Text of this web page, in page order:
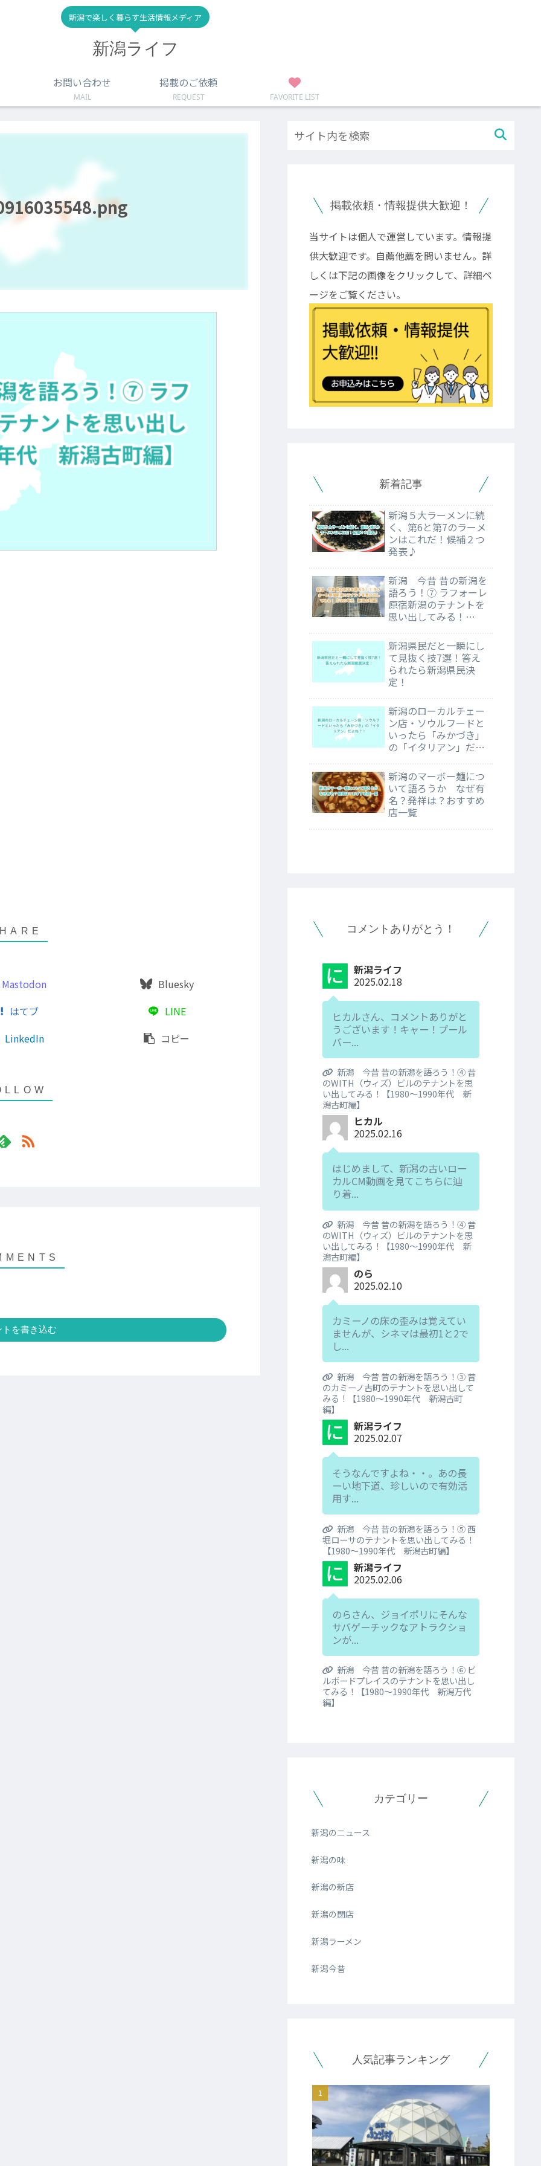
新潟で楽しく暮らす生活情報メディア
新潟ライフ
お問い合わせ
MAIL
掲載のご依頼
REQUEST FAVORITE LIST
Mastodon
Bluesky
はてブ
LINE
LinkedIn
コピー
を書き込む
掲載依頼・情報提供大歓迎！
当サイトは個人で運営しています。情報提
供大歓迎です。自薦他薦を問いません。詳
しくは下記の画像をクリックして、詳細ペ
ージをご覧ください。
新着記事
新潟５大ラーメンに続
く、第6と第7のラーメ
ンはこれだ！候補２つ
発表♪
新潟 今昔 昔の新潟を
語ろう！⑦ ラフォーレ
原宿新潟のテナントを
思い出してみる！
編】
新潟県民だと一瞬にし
て見抜く技7選！答え
られたら新潟県民決
定！
新潟のローカルチェー
ン店・ソウルフードと
いったら「みかづき」
の「イタリアン」だよ
新潟のマーボー麺につ
いて語ろうか なぜ有
名？発祥は？おすすめ
店一覧
コメントありがとう！
新潟ライフ
2025.02.18
ヒカルさん、コメントありがと
うございます！キャー！プール
バー...
新潟 今昔 昔の新潟を語ろう！④ 昔
のWITH（ウィズ）ビルのテナントを思
い出してみる！【1980～1990年代 新
潟古町編】
ヒカル
2025.02.16
はじめまして、新潟の古いロー
カルCM動画を見てこちらに辿
り着...
新潟 今昔 昔の新潟を語ろう！④ 昔
のWITH（ウィズ）ビルのテナントを思
い出してみる！【1980～1990年代 新
潟古町編】
のら
2025.02.10
カミーノの床の歪みは覚えてい
ませんが、シネマは最初1と2で
し...
新潟 今昔 昔の新潟を語ろう！③ 昔
のカミーノ古町のテナントを思い出して
みる！【1980～1990年代 新潟古町
編】
新潟ライフ
2025.02.07
そうなんですよね・・。あの長
ーい地下道、珍しいので有効活
用す...
新潟 今昔 昔の新潟を語ろう！⑤ 西
堀ローサのテナントを思い出してみる！
【1980～1990年代 新潟古町編】
新潟ライフ
2025.02.06
のらさん、ジョイポリにそんな
サバゲーチックなアトラクショ
ンが...
新潟 今昔 昔の新潟を語ろう！⑥ ビ
ルボードプレイスのテナントを思い出し
てみる！【1980～1990年代 新潟万代
編】
カテゴリー
新潟のニュース
新潟の味
新潟の新店
新潟の閉店
新潟ラーメン
新潟今昔
人気記事ランキング